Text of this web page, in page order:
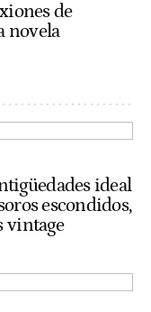
de
novela
ideal
escondidos,
vintage